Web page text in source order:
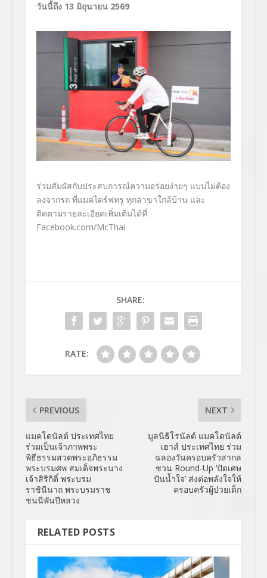
วันนี้ถึง 13 มิถุนายน 2569
ร่วมสัมผัสกับประสบการณ์ความอร่อยง่ายๆ แบบไม่ต้อง
ลงจากรถ ที่แมคไดร์ฟทรู ทุกสาขาใกล้บ้าน และ
ติดตามรายละเอียดเพิ่มเติมได้ที่
Facebook.com/McThai
SHARE:
RATE:
PREVIOUS
แมคโดนัลด์ ประเทศไทย
ร่วมเป็นเจ้าภาพพระ
พิธีธรรมสวดพระอภิธรรม
พระบรมศพ สมเด็จพระนาง
เจ้าสิริกิติ์ พระบรม
ราชินีนาถ พระบรมราช
ชนนีพันปีหลวง
NEXT
มูลนิธิโรนัลด์ แมคโดนัลด์
เฮาส์ ประเทศไทย ร่วม
ฉลองวันครอบครัวสากล
ชวน Round-Up ‘ปัดเศษ
ปันน้ำใจ’ ส่งต่อพลังใจให้
ครอบครัวผู้ป่วยเด็ก
RELATED POSTS